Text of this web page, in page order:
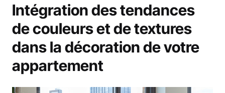
Intégration des tendances
decouleurset de textures
dans la décoration de votre
appartement